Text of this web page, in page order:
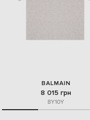
BALMAIN
8 015 грн
8Y10Y